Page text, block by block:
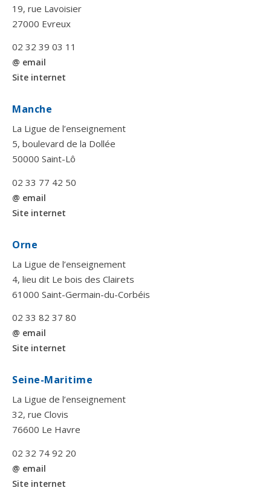
19, rue Lavoisier
27000 Evreux
02 32 39 03 11
@ email
Site internet
Manche
La Ligue de l’enseignement
5, boulevard de la Dollée
50000 Saint-Lô
02 33 77 42 50
@ email
Site internet
Orne
La Ligue de l’enseignement
4, lieu dit Le bois des Clairets
61000 Saint-Germain-du-Corbéis
02 33 82 37 80
@ email
Site internet
Seine-Maritime
La Ligue de l’enseignement
32, rue Clovis
76600 Le Havre
02 32 74 92 20
@ email
Site internet